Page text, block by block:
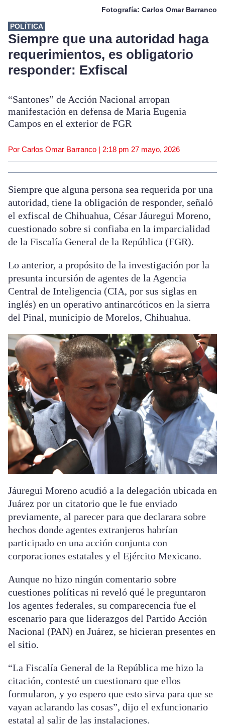
Fotografía: Carlos Omar Barranco
POLÍTICA
Siempre que una autoridad haga
requerimientos, es obligatorio
responder: Exfiscal
“Santones” de Acción Nacional arropan
manifestación en defensa de María Eugenia
Campos en el exterior de FGR
Por Carlos Omar Barranco | 2:18 pm 27 mayo, 2026
Siempre que alguna persona sea requerida por una
autoridad, tiene la obligación de responder, señaló
el exfiscal de Chihuahua, César Jáuregui Moreno,
cuestionado sobre si confiaba en la imparcialidad
de la Fiscalía General de la República (FGR).
Lo anterior, a propósito de la investigación por la
presunta incursión de agentes de la Agencia
Central de Inteligencia (CIA, por sus siglas en
inglés) en un operativo antinarcóticos en la sierra
del Pinal, municipio de Morelos, Chihuahua.
Jáuregui Moreno acudió a la delegación ubicada en
Juárez por un citatorio que le fue enviado
previamente, al parecer para que declarara sobre
hechos donde agentes extranjeros habrían
participado en una acción conjunta con
corporaciones estatales y el Ejército Mexicano.
Aunque no hizo ningún comentario sobre
cuestiones políticas ni reveló qué le preguntaron
los agentes federales, su comparecencia fue el
escenario para que liderazgos del Partido Acción
Nacional (PAN) en Juárez, se hicieran presentes en
el sitio.
“La Fiscalía General de la República me hizo la
citación, contesté un cuestionaro que ellos
formularon, y yo espero que esto sirva para que se
vayan aclarando las cosas”, dijo el exfuncionario
estatal al salir de las instalaciones.